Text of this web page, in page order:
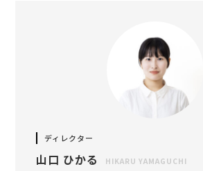
ディレクター
山口 ひかる HIKARU YAMAGUCHI